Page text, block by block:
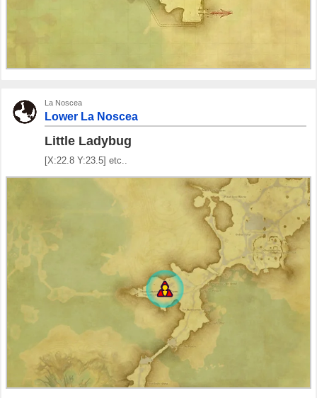
La Noscea
Lower La Noscea
Little Ladybug
[X:22.8 Y:23.5] etc..